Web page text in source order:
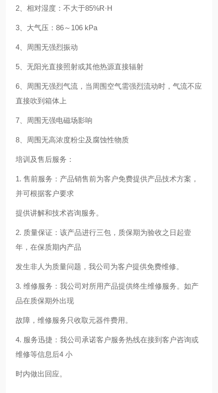
2 、相对湿度：不大于85%R·H
3 、大气压： 86～ 106 kPa
4 、周围无强烈振动
5 、无阳光直接照射或其他热源直接辐射
6 、周围无强烈气流，当周围空气需强烈流动时，气流不应
直接吹到箱体上
7 、周围无强电磁场影响
8 、周围无高浓度粉尘及腐蚀性物质
培训及售后服务：
1. 售前服务：产品销售前为客户免费提供产品技术方案，
并可根据客户要求
提供讲解和技术咨询服务。
2. 质量保证：该产品进行三包，质保期为验收之日起壹
年，在保质期内产品
发生非人为质量问题，我公司为客户提供免费维修。
3. 维修服务：我公司对所用产品提供终生维修服务。如产
品在质保期外出现
故障，维修服务只收取元器件费用。
4. 服务迅捷：我公司承诺客户服务热线在接到客户咨询或
维修等信息后4 小
时内做出回应。